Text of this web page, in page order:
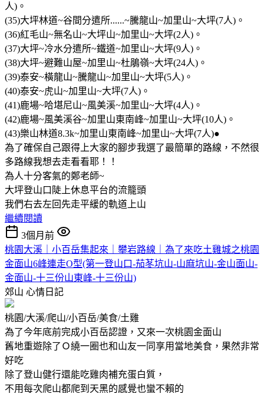
人)。
(35)大坪林道~谷間分遣所......~騰龍山~加里山~大坪(7人)。
(36)紅毛山~無名山~大坪山~加里山~大坪(2人)。
(37)大坪~冷水分遣所~鐵道~加里山~大坪(9人)。
(38)大坪~避難山屋~加里山~杜鵑嶺~大坪(24人)。
(39)泰安~橫龍山~騰龍山~加里山~大坪(5人)。
(40)泰安~虎山~加里山~大坪(7人)。
(41)鹿場~哈堪尼山~風美溪~加里山~大坪(4人)。
(42)鹿場~風美溪谷~加里山東南峰~加里山~大坪(10人)。
(43)樂山林道8.3k~加里山東南峰~加里山~大坪(7人)●
為了確保自己跟得上大家的腳步我選了最簡單的路線，不然很
多路線我想去走看看耶！！
為人十分客氣的鄭老師~
大坪登山口陡上休息平台的流籠頭
我們右去左回先走平緩的軌道上山
繼續閱讀
3個月前
桃園大溪｜小百岳集起來｜攀岩路線｜為了來吃土雞城之桃園
金面山6峰連走O型(第一登山口-茄苳坑山-山麻坑山-金山面山-
金面山-十三份山東峰-十三份山)
郊山 心情日記
桃園/大溪/爬山/小百岳/美食/土雞
為了今年底前完成小百岳認證，又來一次桃園金面山
舊地重遊除了Ｏ繞一圈也和山友一同享用當地美食，果然非常
好吃
除了登山健行還能吃雞肉補充蛋白質，
不用每次爬山都爬到天黑的感覺也蠻不賴的